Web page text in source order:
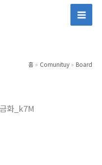
Main
홈 Comunituy Board
화_k7M